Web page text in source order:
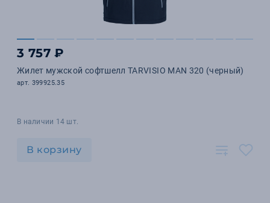
3 757 ₽
Жилет мужской софтшелл TARVISIO MAN 320 (черный)
арт. 399925.35
В наличии 14 шт.
В корзину